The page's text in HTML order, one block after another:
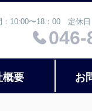
：10:00〜18：00 定休日
046-
概要 お